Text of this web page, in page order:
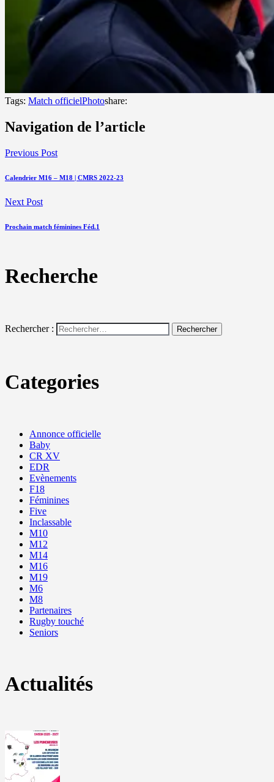
Tags: Match officielPhotoshare:
Navigation de l’article
Previous Post
Calendrier M16 – M18 | CMRS 2022-23
Next Post
Prochain match féminines Féd.1
Recherche
Rechercher :
Categories
Annonce officielle
Baby
CR XV
EDR
Evènements
F18
Féminines
Five
Inclassable
M10
M12
M14
M16
M19
M6
M8
Partenaires
Rugby touché
Seniors
Actualités